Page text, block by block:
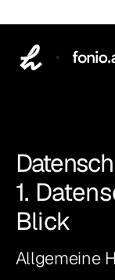
1.
Blick
Allgemeine